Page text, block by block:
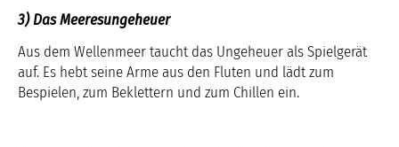
3) Das Meeresungeheuer
Aus dem Wellenmeer taucht das Ungeheuer als Spielgerät
auf. Es hebt seine Arme aus den Fluten und lädt zum
Bespielen, zum Beklettern und zum Chillen ein.